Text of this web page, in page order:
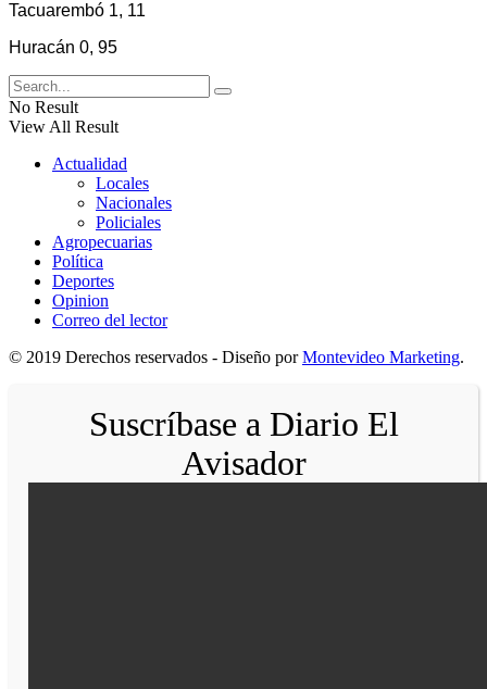
Tacuarembó 1, 11
Huracán 0, 95
No Result
View All Result
Actualidad
Locales
Nacionales
Policiales
Agropecuarias
Política
Deportes
Opinion
Correo del lector
© 2019 Derechos reservados - Diseño porMontevideo Marketing.
Suscríbase a Diario El
Avisador